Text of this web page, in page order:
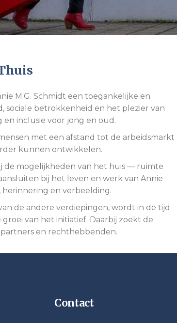
M.G. Schmidt een toegankelijke en
sociale betrokkenheid en het plezier van
inclusie voor jong en oud.
met een afstand tot de arbeidsmarkt
kunnen ontwikkelen.
de mogelijkheden van het huis — ruimte
bij het leven en werk van Annie
en verbeelding.
de andere verdiepingen, wordt in de tijd
van het initiatief. Daarbij zoekt de
en rechthebbenden.
Contact